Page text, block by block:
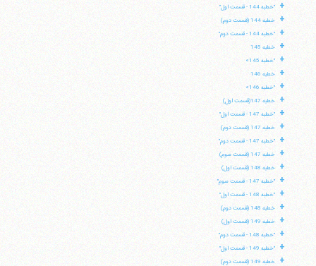
+ "خطبه 144 - قسمت اول"
+ خطبه 144 (قسمت دوم)
+ "خطبه 144 - قسمت دوم"
+ خطبه 145
+ "خطبه 145»
+ خطبه 146
+ "خطبه 146»
+ خطبه 147(قسمت اول)
+ "خطبه 147 - قسمت اول"
+ خطبه 147 (قسمت دوم)
+ "خطبه 147 - قسمت دوم"
+ خطبه 147 (قسمت سوم)
+ خطبه 148 (قسمت اول)
+ "خطبه 147 - قسمت سوم"
+ "خطبه 148 - قسمت اول"
+ خطبه 148 (قسمت دوم)
+ خطبه 149 (قسمت اول)
+ "خطبه 148 - قسمت دوم"
+ "خطبه 149 - قسمت اول"
+ خطبه 149 (قسمت دوم)